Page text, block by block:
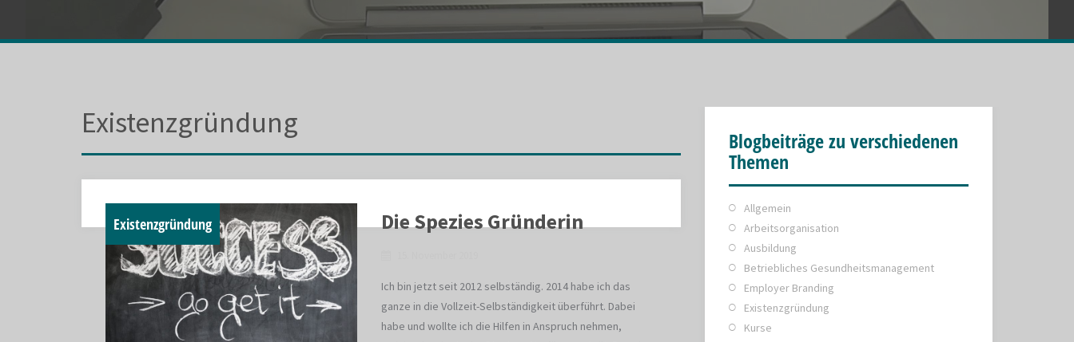
Existenzgründung
Existenzgründung Die Spezies Gründerin
Ich bin jetzt seit 2012 selbständig. 2014 habe ich das
ganze in die Vollzeit-Selbständigkeit überführt. Dabei
habe und wollte ich die Hilfen in Anspruch nehmen,
Blogbeiträge zu verschiedenen
Themen
Allgemein
Arbeitsorganisation
Ausbildung
Betriebliches Gesundheitsmanagement
Employer Branding
Existenzgründung
Kurse